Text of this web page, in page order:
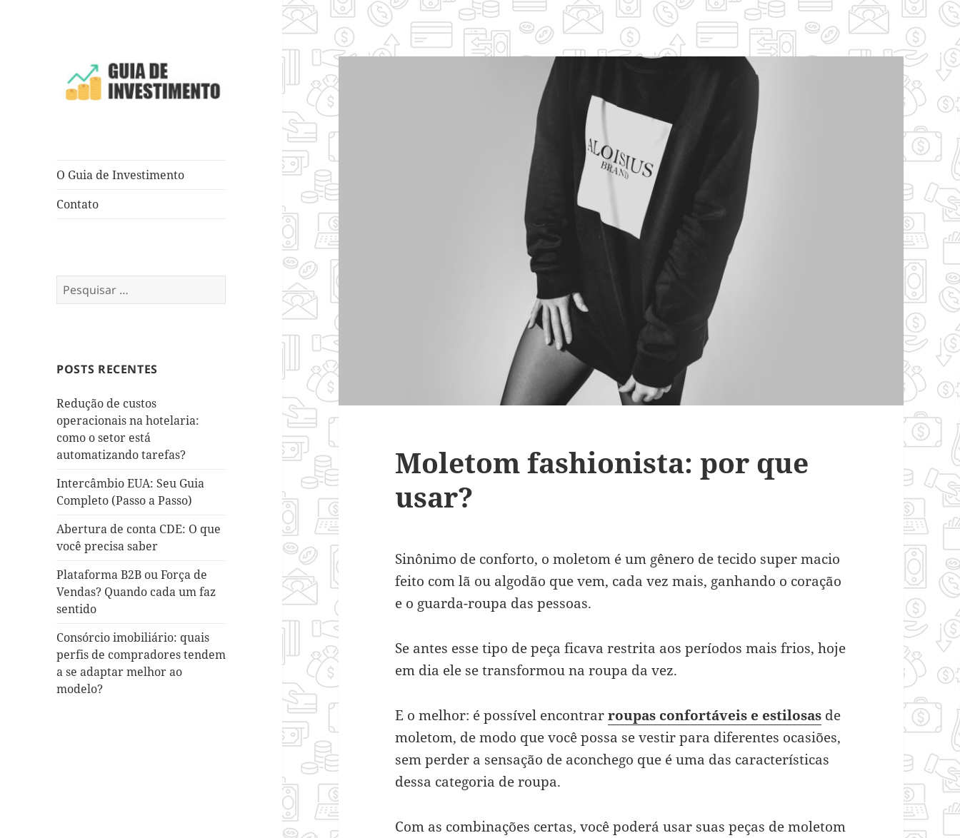
O Guia de Investimento
Contato
Pesquisar
por:
POSTS RECENTES
Redução de custos
operacionais na hotelaria:
como o setor está
automatizando tarefas?
Intercâmbio EUA: Seu Guia
Completo (Passo a Passo)
Abertura de conta CDE: O que
você precisa saber
Plataforma B2B ou Força de
Vendas? Quando cada um faz
sentido
Consórcio imobiliário: quais
perfis de compradores tendem
a se adaptar melhor ao
modelo?
Moletom fashionista: por que
usar?
Sinônimo de conforto, o moletom é um gênero de tecido super macio
feito com lã ou algodão que vem, cada vez mais, ganhando o coração
e o guarda-roupa das pessoas.
Se antes esse tipo de peça ficava restrita aos períodos mais frios, hoje
em dia ele se transformou na roupa da vez.
E o melhor: é possível encontrarroupas confortáveis e estilosas de
moletom, de modo que você possa se vestir para diferentes ocasiões,
sem perder a sensação de aconchego que é uma das características
dessa categoria de roupa.
Com as combinações certas, você poderá usar suas peças de moletom